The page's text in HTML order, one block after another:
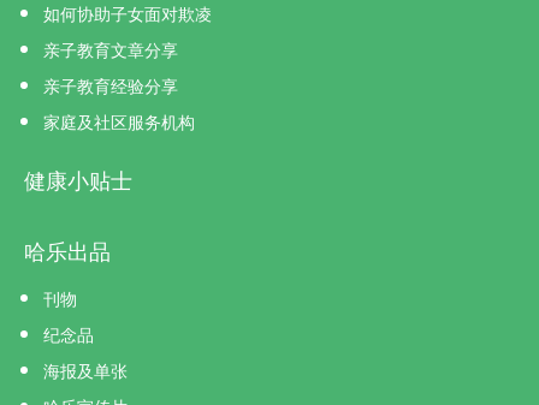
如何协助子女面对欺凌
亲子教育文章分享
亲子教育经验分享
家庭及社区服务机构
健康小贴士
哈乐出品
刊物
纪念品
海报及单张